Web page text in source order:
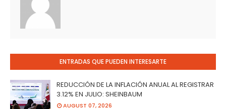
ENTRADAS QUE PUEDEN INTERESARTE
REDUCCIÓN DE LA INFLACIÓN ANUAL AL REGISTRAR
3.12% EN JULIO: SHEINBAUM
AUGUST 07, 2026